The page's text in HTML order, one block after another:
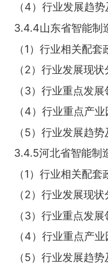
（4）行业发展趋
3.4.4山东省智能制
（1）行业相关配套
（2）行业发展现状
（3）行业重点发展
（4）行业重点产业
（5）行业发展趋
3.4.5河北省智能制
（1）行业相关配套
（2）行业发展现状
（3）行业重点发展
（4）行业重点产业
（5）行业发展趋